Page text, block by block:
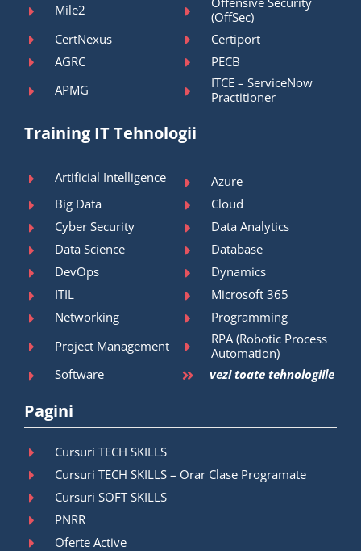
Mile2
(OffSec)
CertNexus
Certiport
AGRC
PECB
APMG
ITCE – ServiceNow
Practitioner
Training IT Tehnologii
Artificial Intelligence
Azure
Big Data
Cloud
Cyber Security
Data Analytics
Data Science
Database
DevOps
Dynamics
ITIL
Microsoft 365
Networking
Programming
Project Management
RPA (Robotic Process
Automation)
Software
vezi toate tehnologiile
Pagini
Cursuri TECH SKILLS
Cursuri TECH SKILLS – Orar Clase Programate
Cursuri SOFT SKILLS
PNRR
Oferte Active